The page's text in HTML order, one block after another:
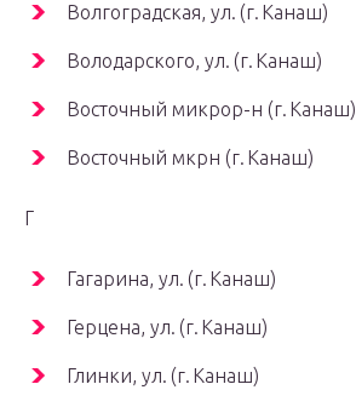
Волгоградская, ул. (г. Канаш)
Володарского, ул. (г. Канаш)
Восточный микрор-н (г. Канаш)
Восточный мкрн (г. Канаш)
Г
Гагарина, ул. (г. Канаш)
Герцена, ул. (г. Канаш)
Глинки, ул. (г. Канаш)